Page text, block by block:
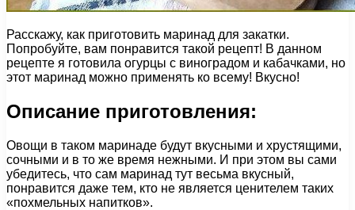
Расскажу, как приготовить маринад для закатки.
Попробуйте, вам понравится такой рецепт! В данном
рецепте я готовила огурцы с виноградом и кабачками, но
этот маринад можно применять ко всему! Вкусно!
Описание приготовления:
Овощи в таком маринаде будут вкусными и хрустящими,
сочными и в то же время нежными. И при этом вы сами
убедитесь, что сам маринад тут весьма вкусный,
понравится даже тем, кто не является ценителем таких
«похмельных напитков».